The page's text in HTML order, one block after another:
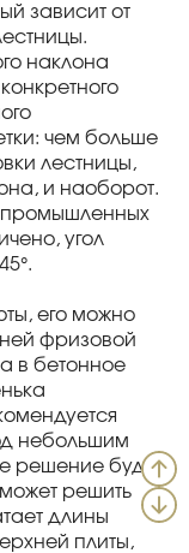
зависит от
наклона
чем больше
лестницы,
и наоборот.
промышленных
угол
его можно
фризовой
в бетонное
небольшим
решение будет
решить
длины
плиты,